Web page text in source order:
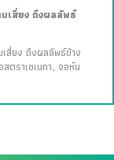
เสี่ยง ถึงผลลัพธ์
สี่ยง ถึงผลลัพธ์ข้าง
ตราเซเนกา, จอห์น